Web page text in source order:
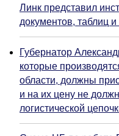
Линк представил
документов, таблиц
Губернатор
которые
области, должны
и на их цену не
логистической